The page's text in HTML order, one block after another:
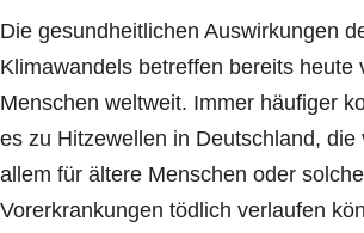
Die gesundheitlichen Auswirkungen
Klimawandels betreffen bereits heute
Menschen weltweit. Immer häufiger
es zu Hitzewellen in Deutschland, die
allem für ältere Menschen oder
Vorerkrankungen tödlich verlaufen